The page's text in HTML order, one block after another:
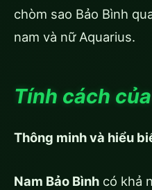
chòm sao Bảo Bình
nam và nữ Aquarius.
Tính cách
Thông minh và hiểu
Nam Bảo Bình có khả